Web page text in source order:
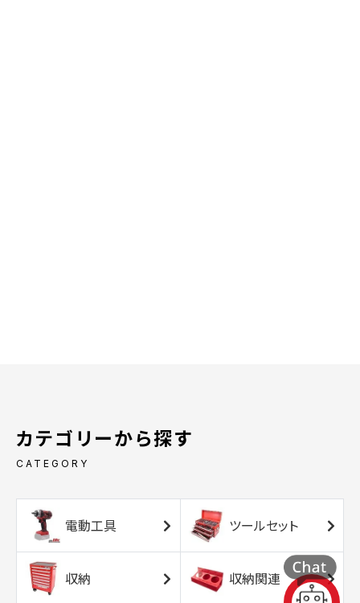
カテゴリーから探す
CATEGORY
電動工具 ツールセット
収納 収納関連